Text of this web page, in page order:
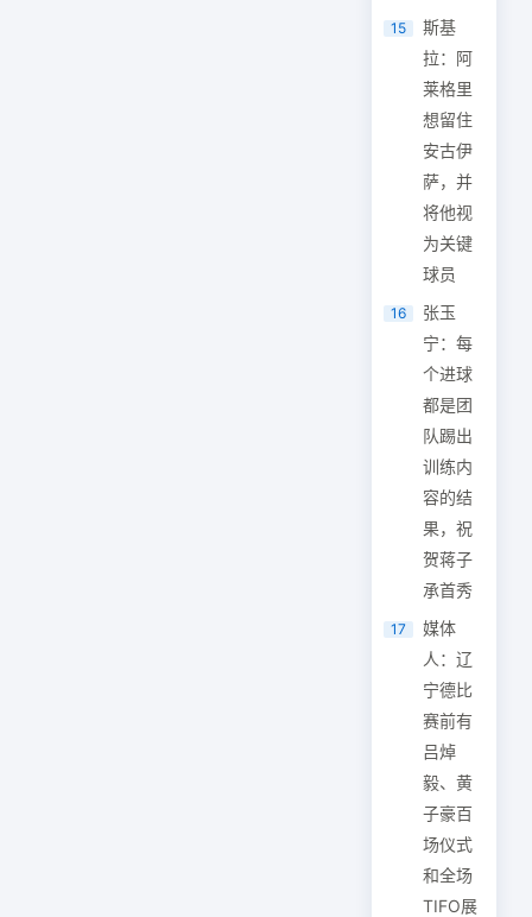
15
斯基
拉：阿
莱格里
想留住
安古伊
萨，并
将他视
为关键
球员
16
张玉
宁：每
个进球
都是团
队踢出
训练内
容的结
果，祝
贺蒋子
承首秀
17
媒体
人：辽
宁德比
赛前有
吕焯
毅、黄
子豪百
场仪式
和全场
TIFO展